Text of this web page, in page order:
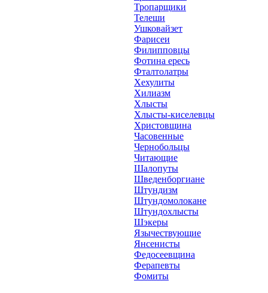
Тропарщики
Телеши
Ушковайзет
Фарисеи
Филипповцы
Фотина ересь
Фталтолатры
Хехулиты
Хилиазм
Хлысты
Хлысты-киселевцы
Христовщина
Часовенные
Чернобольцы
Читающие
Шалопуты
Шведенборгиане
Штундизм
Штундомолокане
Штундохлысты
Шэкеры
Язычествующие
Янсенисты
Федосеевщина
Ферапевты
Фомиты